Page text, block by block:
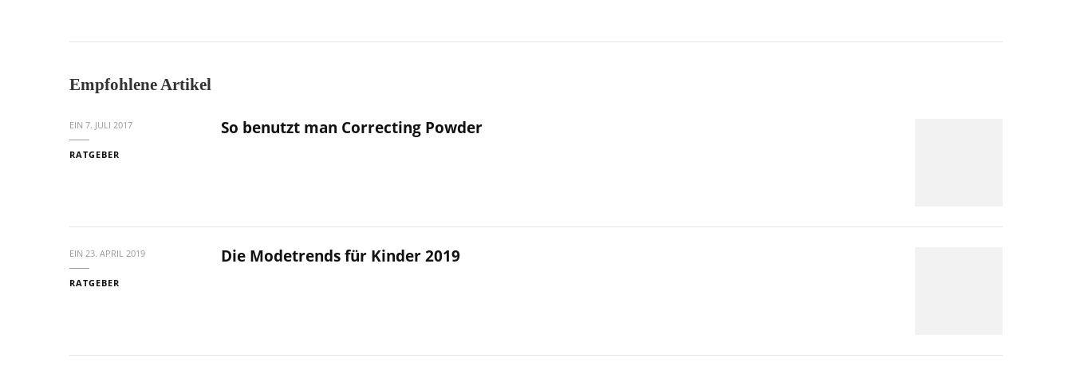
Empfohlene Artikel
EIN 7. JULI 2017
RATGEBER
So benutzt man Correcting Powder
EIN 23. APRIL 2019
RATGEBER
Die Modetrends für Kinder 2019